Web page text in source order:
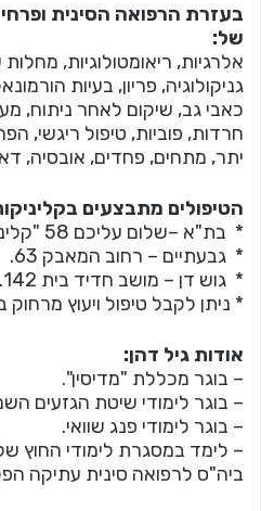
בעזרת הרפואה הסינית
של:
אלרגיות, ריאומטולוגיות,
גניקולוגיה, פריון, בעיות
כאבי גב, שיקום לאחר ניתוח,
חרדות, פוביות, טיפול ריגשי,
יתר, מתחים, פחדים, אובסיה,
הטיפולים מתבצעים
* בת"א –שלום עליכם 58 "קליניקת השלום".
* גבעתיים – רחוב המאבק 63.
* גוש דן – מושב חדיד בית 142.
* ניתן לקבל טיפול ויעוץ מרחוק
אודות גיל דהן:
– בוגר מכללת "מדיסין".
– בוגר לימודי שיטת הגזעים
– בוגר לימודי פנג שוואי.
– לימד במסגרת לימודי החוץ
ביה"ס לרפואה סינית עתיקה